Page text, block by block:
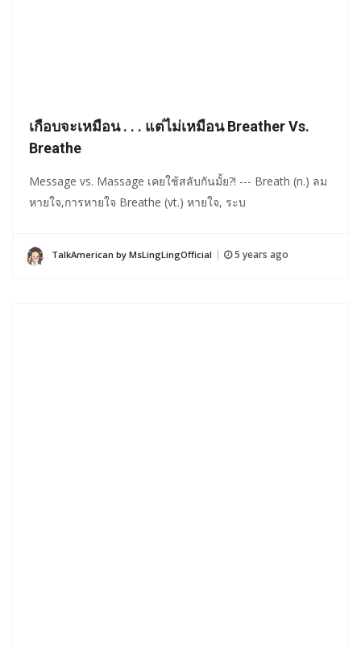
เกือบจะเหมือน . . . แต่ไม่เหมือน Breather Vs.
Breathe
Message vs. Massage เคยใช้สลับกันมั้ย?! --- Breath (n.) ลม
หายใจ,การหายใจ Breathe (vt.) หายใจ, ระบ
TalkAmerican by MsLingLingOfficial 5 years ago